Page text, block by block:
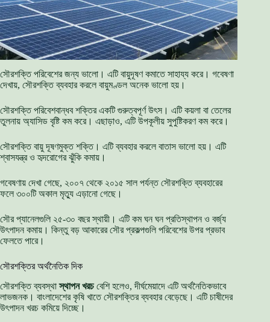
সৌরশক্তি পরিবেশের জন্য ভালো। এটি বায়ুদূষণ কমাতে সাহায্য করে। গবেষণা
দেখায়, সৌরশক্তি ব্যবহার করলে বায়ুমণ্ডল অনেক ভালো হয়।
সৌরশক্তি পরিবেশবান্ধব শক্তির একটি গুরুত্বপূর্ণ উৎস। এটি কয়লা বা তেলের
তুলনায় অ্যাসিড বৃষ্টি কম করে। এছাড়াও, এটি উপকূলীয় সুপুষ্টিকরণ কম করে।
সৌরশক্তি বায়ু দূষণমুক্ত শক্তি। এটি ব্যবহার করলে বাতাস ভালো হয়। এটি
শ্বাসযন্ত্র ও হৃদরোগের ঝুঁকি কমায়।
গবেষণায় দেখা গেছে, ২০০৭ থেকে ২০১৫ সাল পর্যন্ত সৌরশক্তি ব্যবহারের
ফলে ৩০০টি অকাল মৃত্যু এড়ানো গেছে।
সৌর প্যানেলগুলি ২৫-৩০ বছর স্থায়ী। এটি কম ঘন ঘন প্রতিস্থাপন ও বর্জ্য
উৎপাদন কমায়। কিন্তু বড় আকারের সৌর প্রকল্পগুলি পরিবেশের উপর প্রভাব
ফেলতে পারে।
সৌরশক্তির অর্থনৈতিক দিক
সৌরশক্তি ব্যবস্থাস্থাপন খরচবেশি হলেও, দীর্ঘমেয়াদে এটি অর্থনৈতিকভাবে
লাভজনক। বাংলাদেশের কৃষি খাতে সৌরশক্তির ব্যবহার বেড়েছে। এটি চাষীদের
উৎপাদন খরচ কমিয়ে দিচ্ছে।